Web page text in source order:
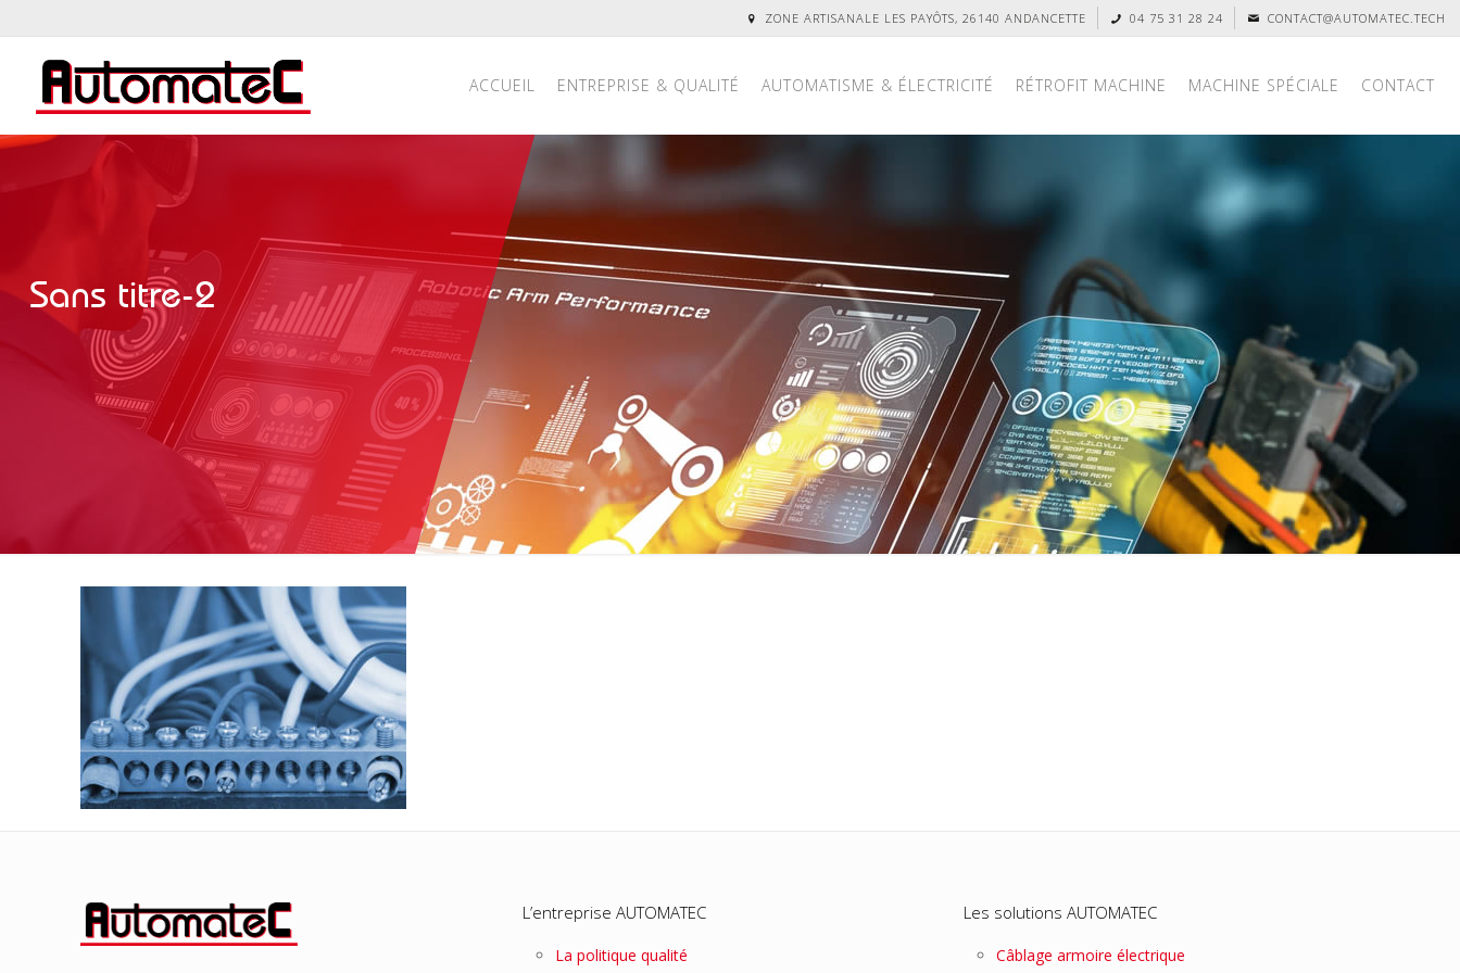
ZONE ARTISANALE LES PAYÔTS, 26140 ANDANCETTE 04 75 31 28 24 CONTACT@AUTOMATEC.TECH
ACCUEIL ENTREPRISE & QUALITÉ AUTOMATISME & ÉLECTRICITÉ RÉTROFIT MACHINE MACHINE SPÉCIALE CONTACT
Sans titre-2
L’entreprise AUTOMATEC
La politique qualité
Les solutions AUTOMATEC
Câblage armoire électrique